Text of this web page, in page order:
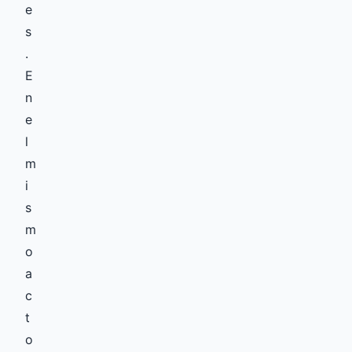
e
s
.
E
n
e
l
m
i
s
m
o
a
c
t
o